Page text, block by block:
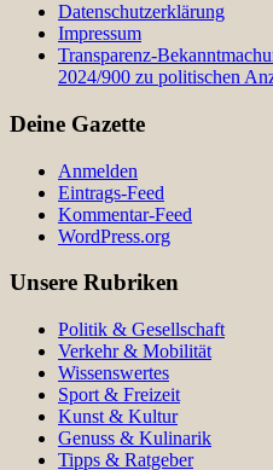
Datenschutzerklärung
Impressum
Transparenz-
2024/900 zu politischen
Deine Gazette
Anmelden
Eintrags-Feed
Kommentar-Feed
WordPress.org
Unsere Rubriken
Politik & Gesellschaft
Verkehr & Mobilität
Wissenswertes
Sport & Freizeit
Kunst & Kultur
Genuss & Kulinarik
Tipps & Ratgeber